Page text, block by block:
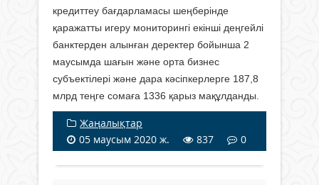
кредиттеу бағдарламасы шеңберінде
қаражатты игеру мониторингі екінші деңгейлі
банктерден алынған деректер бойынша 2
маусымда шағын және орта бизнес
субъектілері және дара кәсіпкерлерге 187,8
млрд теңге сомаға 1336 қарыз мақұлданды.
Жаңалықтар
05 маусым 2020 ж.
837 0